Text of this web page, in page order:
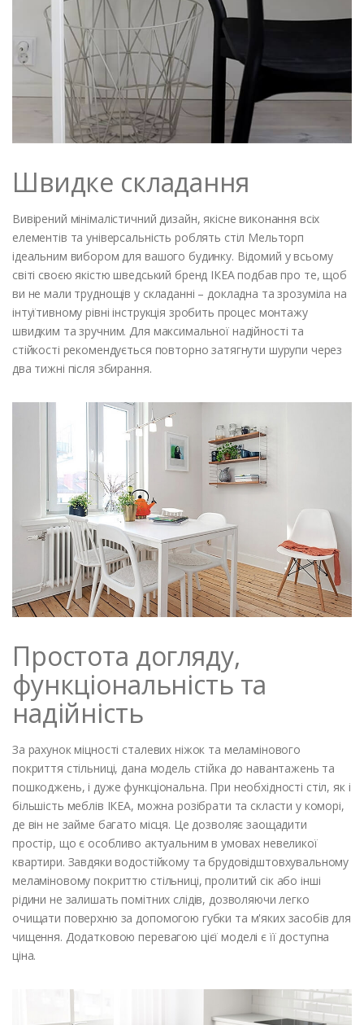
Швидке складання
Вивірений мінімалістичний дизайн, якісне виконання всіх
елементів та універсальність роблять стіл Мельторп
ідеальним вибором для вашого будинку. Відомий у всьому
світі своєю якістю шведський бренд ІКЕА подбав про те, щоб
ви не мали труднощів у складанні – докладна та зрозуміла на
інтуїтивному рівні інструкція зробить процес монтажу
швидким та зручним. Для максимальної надійності та
стійкості рекомендується повторно затягнути шурупи через
два тижні після збирання.
Простота догляду,
функціональність та
надійність
За рахунок міцності сталевих ніжок та меламінового
покриття стільниці, дана модель стійка до навантажень та
пошкоджень, і дуже функціональна. При необхідності стіл, як і
більшість меблів ІКЕА, можна розібрати та скласти у коморі,
де він не займе багато місця. Це дозволяє заощадити
простір, що є особливо актуальним в умовах невеликої
квартири. Завдяки водостійкому та брудовідштовхувальному
меламіновому покриттю стільниці, пролитий сік або інші
рідини не залишать помітних слідів, дозволяючи легко
очищати поверхню за допомогою губки та м'яких засобів для
чищення. Додатковою перевагою цієї моделі є її доступна
ціна.